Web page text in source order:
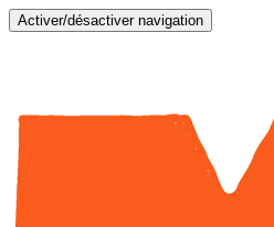
Activer/désactiver navigation